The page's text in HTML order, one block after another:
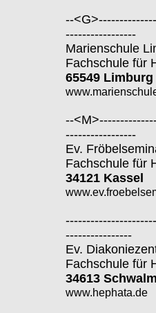
--
-----------------
Marienschule
Fachschule für
65549
--
-----------------
Ev.
Fachschule für
34121 Kassel
----------------
Ev.
Fachschule für
34613
www.hephata.de